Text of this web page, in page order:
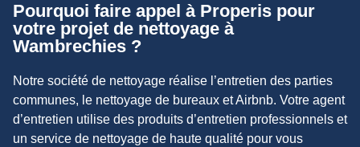
Pourquoi faire appel à Properis pour
votre projet de nettoyage à
Wambrechies ?
Notre société de nettoyage réalise l’entretien des parties
communes, le nettoyage de bureaux et Airbnb. Votre agent
d’entretien utilise des produits d’entretien professionnels et
un service de nettoyage de haute qualité pour vous